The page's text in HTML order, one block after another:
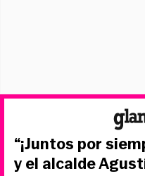
“¡Juntos por
y el alcalde